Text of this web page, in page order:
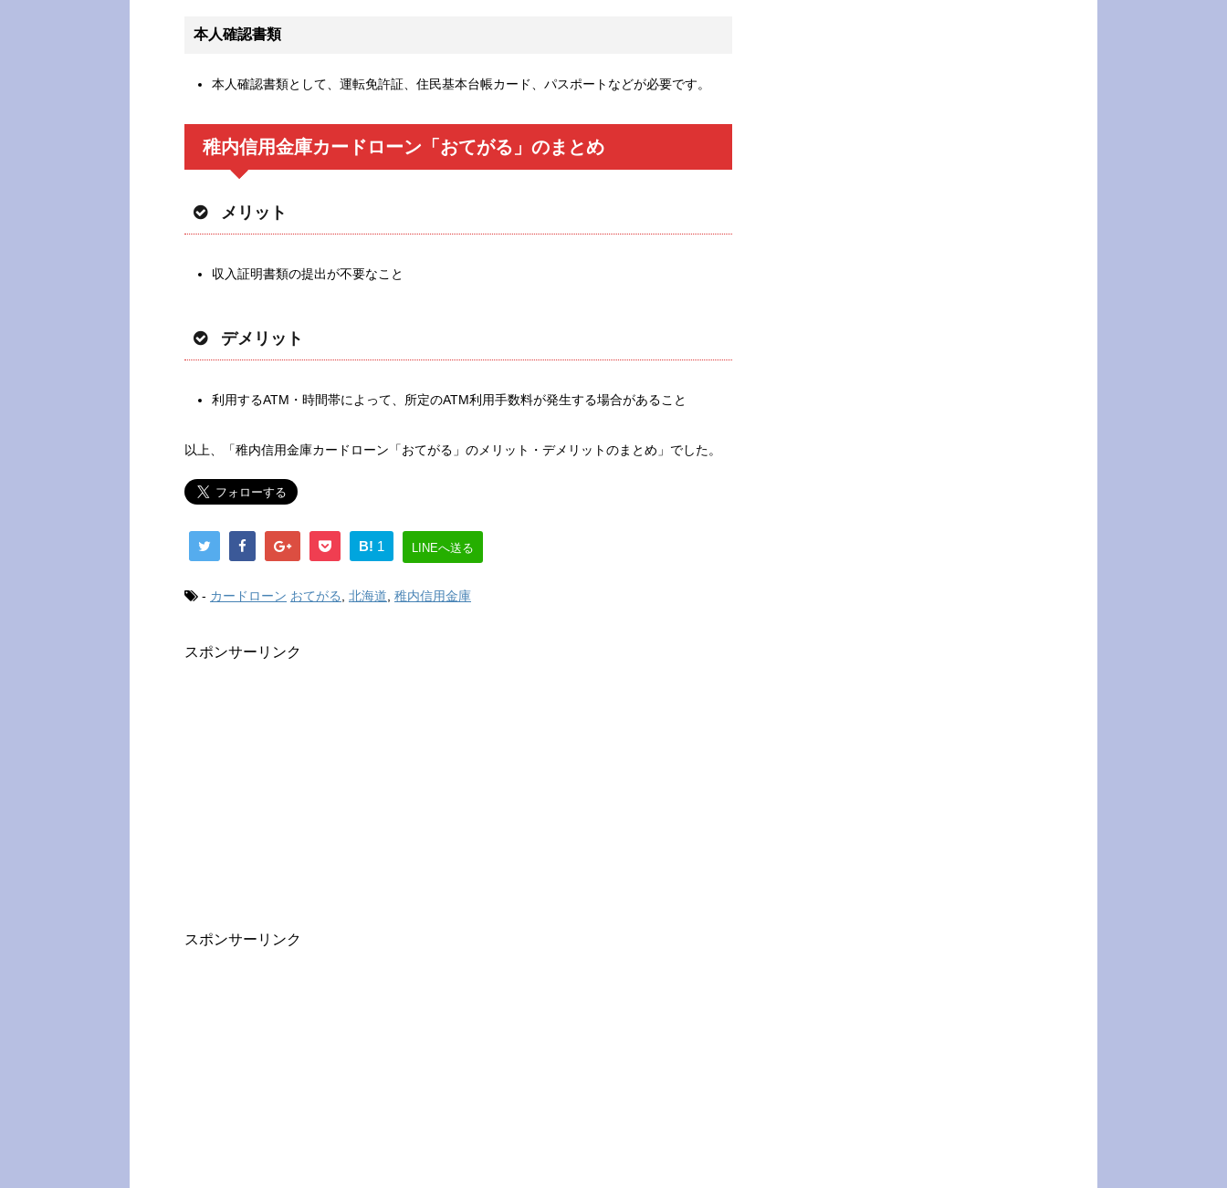
本人確認書類
本人確認書類として、運転免許証、住民基本台帳カード、パスポートなどが必要です。
稚内信用金庫カードローン「おてがる」のまとめ
メリット
収入証明書類の提出が不要なこと
デメリット
利用するATM・時間帯によって、所定のATM利用手数料が発生する場合があること
以上、「稚内信用金庫カードローン「おてがる」のメリット・デメリットのまとめ」でした。
B! 1 LINEへ送る
- カードローン おてがる 北海道 稚内信用金庫
スポンサーリンク
スポンサーリンク